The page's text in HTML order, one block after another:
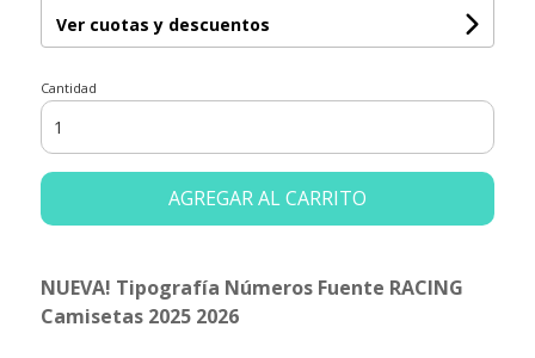
Ver cuotas y descuentos
Cantidad
AGREGAR AL CARRITO
NUEVA! Tipografía Números Fuente RACING
Camisetas 2025 2026